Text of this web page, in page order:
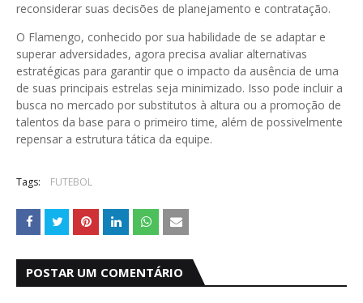
reconsiderar suas decisões de planejamento e contratação.
O Flamengo, conhecido por sua habilidade de se adaptar e
superar adversidades, agora precisa avaliar alternativas
estratégicas para garantir que o impacto da ausência de uma
de suas principais estrelas seja minimizado. Isso pode incluir a
busca no mercado por substitutos à altura ou a promoção de
talentos da base para o primeiro time, além de possivelmente
repensar a estrutura tática da equipe.
Tags: FUTEBOL
POSTAR UM COMENTÁRIO